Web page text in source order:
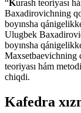
“Kurash teoriyası
Baxadirovichning
boyınsha
Ulugbek
boyınsha
Maxsetbaevichning
teoriyası hám
chiqdi.
Kafedra